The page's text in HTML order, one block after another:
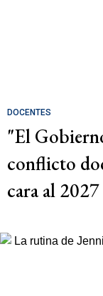
DOCENTES
"El
conflicto
cara al 2027